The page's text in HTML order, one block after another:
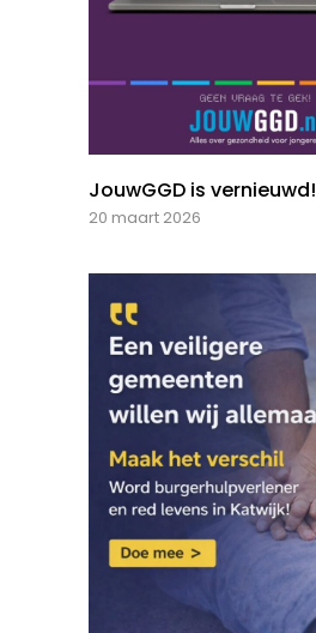
JouwGGD is vernieuwd!
20 maart 2026